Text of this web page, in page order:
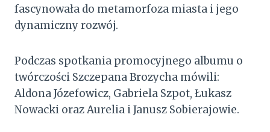
fascynowała do metamorfoza miasta i jego
dynamiczny rozwój.
Podczas spotkania promocyjnego albumu o
twórczości Szczepana Brozycha mówili:
Aldona Józefowicz, Gabriela Szpot, Łukasz
Nowacki oraz Aurelia i Janusz Sobierajowie.